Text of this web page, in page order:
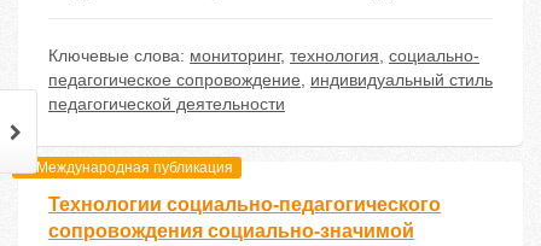
Ключевые слова: мониторинг, технология, социально-
педагогическое сопровождение, индивидуальный стиль
педагогической деятельности
Международная публикация
Технологии социально-педагогического
сопровождения социально-значимой